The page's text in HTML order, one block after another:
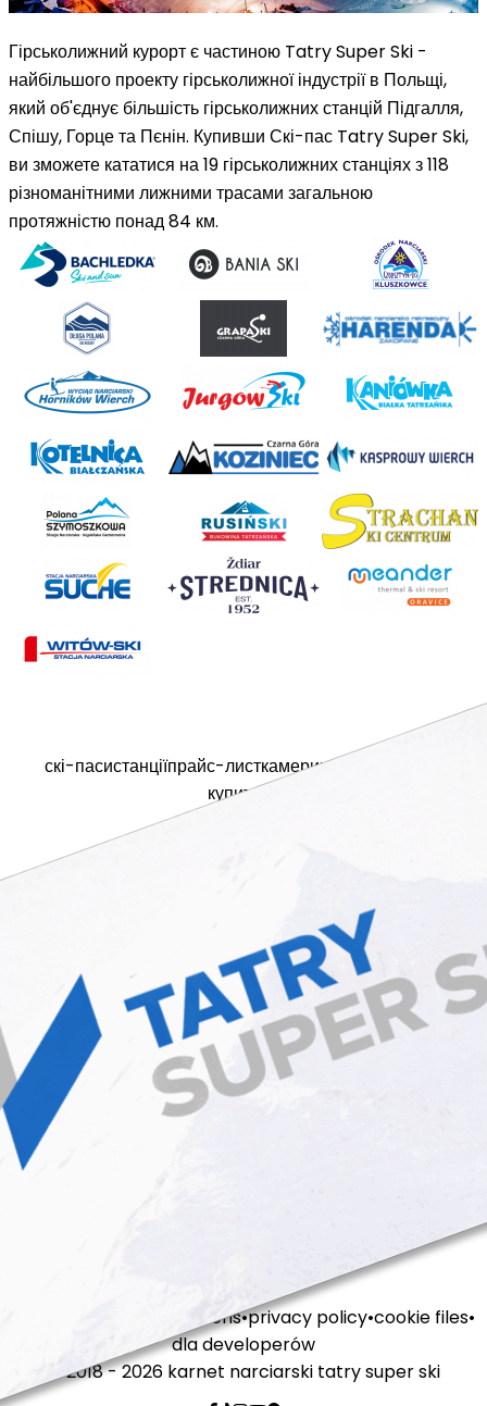
Гірськолижний курорт є частиною Tatry Super Ski -
найбільшого проекту гірськолижної індустрії в Польщі,
який об'єднує більшість гірськолижних станцій Підгалля,
Спішу, Горце та Пєнін. Купивши Скі-пас Tatry Super Ski,
ви зможете кататися на19 гірськолижних станціяхз118
різноманітними лижними трасами загальною
протяжністю понад 84 км.
скі-пасистанціїпрайс-листкамериконтакти
купити
sales terms and conditions privacy policy cookie files
dla developerów
© 2018 - 2026 karnet narciarski tatry super ski